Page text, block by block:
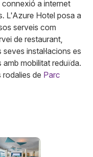
a internet
L'Azure Hotel posa a
serveis com
de restaurant,
instal·lacions es
mobilitat reduïda.
rodalies de Parc